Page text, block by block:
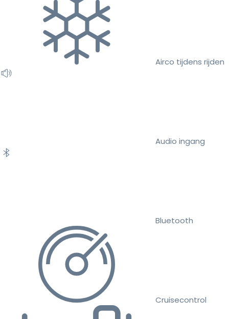
Airco tijdens rijden
Audio ingang
Bluetooth
Cruisecontrol